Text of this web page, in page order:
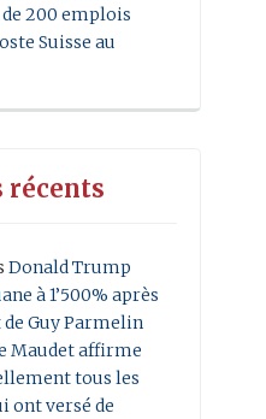
200 emplois
Suisse au
récents
Donald Trump
à 1’500% après
Guy Parmelin
Maudet affirme
tous les
ont versé de